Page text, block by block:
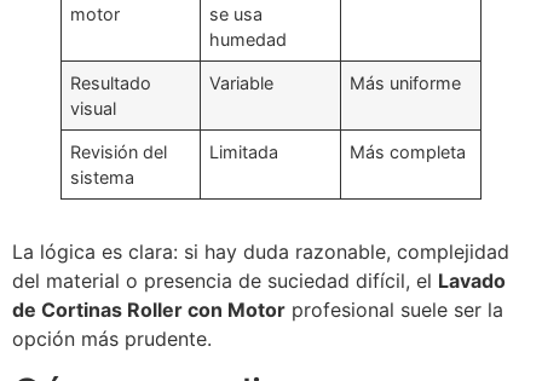
motor
se usa
humedad
Resultado
visual
Variable Más uniforme
Revisión del
sistema
Limitada Más completa
La lógica es clara: si hay duda razonable, complejidad
del material o presencia de suciedad difícil, el Lavado
de Cortinas Roller con Motor profesional suele ser la
opción más prudente.